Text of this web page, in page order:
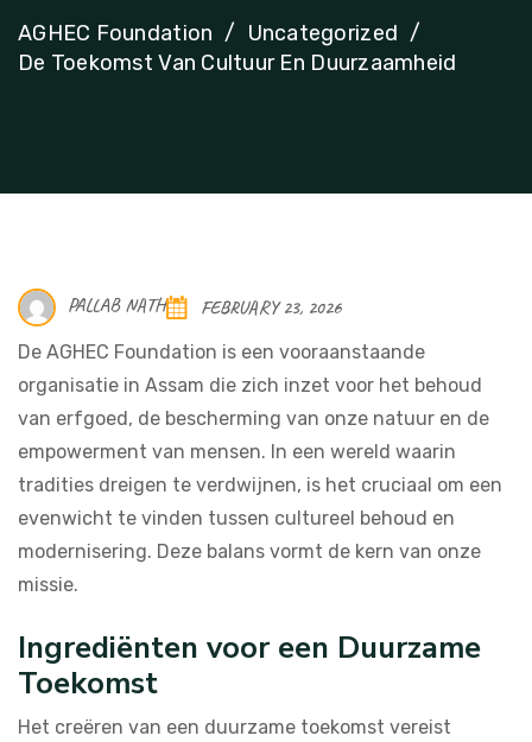
AGHEC Foundation
Uncategorized
De Toekomst Van Cultuur En Duurzaamheid
PALLAB NATH FEBRUARY 23, 2026
De AGHEC Foundation is een vooraanstaande
organisatie in Assam die zich inzet voor het behoud
van erfgoed, de bescherming van onze natuur en de
empowerment van mensen. In een wereld waarin
tradities dreigen te verdwijnen, is het cruciaal om een
evenwicht te vinden tussen cultureel behoud en
modernisering. Deze balans vormt de kern van onze
missie.
Ingrediënten voor een Duurzame
Toekomst
Het creëren van een duurzame toekomst vereist